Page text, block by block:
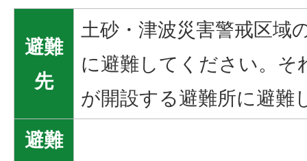
避難
先
土砂・津波災害警戒区域
に避難してください。そ
が開設する避難所に避難
避難